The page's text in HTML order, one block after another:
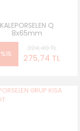
KALEPORSELEN Q
8x65mm
%15
324,40 TL
275,74 TL